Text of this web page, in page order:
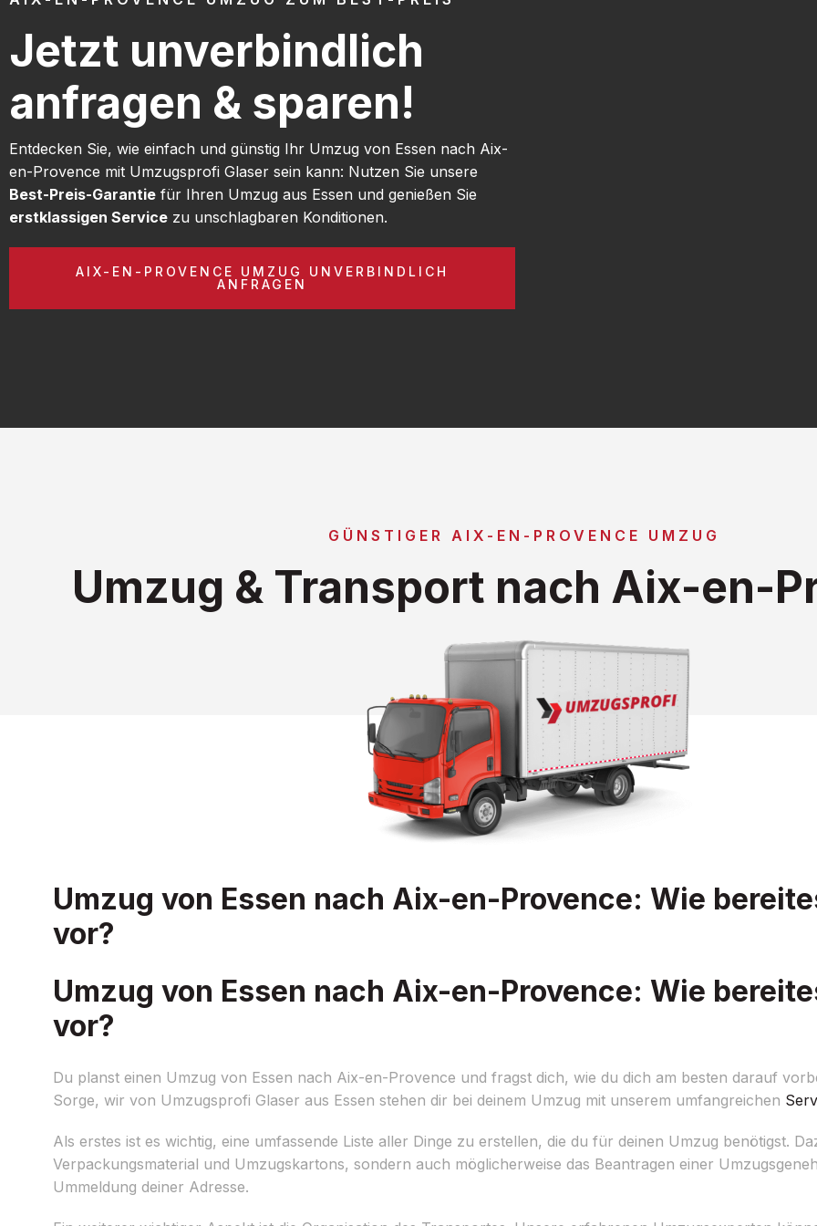
Jetzt unverbindlich
anfragen & sparen!
Entdecken Sie, wie einfach und günstig Ihr Umzug von Essen nach Aix-
en-Provence mit Umzugsprofi Glaser sein kann: Nutzen Sie unsere
Best-Preis-Garantie für Ihren Umzug aus Essen und genießen Sie
erstklassigen Service zu unschlagbaren Konditionen.
AIX-EN-PROVENCE UMZUG UNVERBINDLICH
ANFRAGEN
GÜNSTIGER AIX-EN-PROVENCE UMZUG
Umzug & Transport nach Aix-en-
Umzug von Essen nach Aix-en-Provence: Wie
vor?
Umzug von Essen nach Aix-en-Provence: Wie
vor?
Du planst einen Umzug von Essen nach Aix-en-Provence und fragst dich, wie du dich am besten darauf
Sorge, wir von Umzugsprofi Glaser aus Essen stehen dir bei deinem Umzug mit unserem umfangreichen
Als erstes ist es wichtig, eine umfassende Liste aller Dinge zu erstellen, die du für deinen Umzug benötigst.
Verpackungsmaterial und Umzugskartons, sondern auch möglicherweise das Beantragen einer
Ummeldung deiner Adresse.